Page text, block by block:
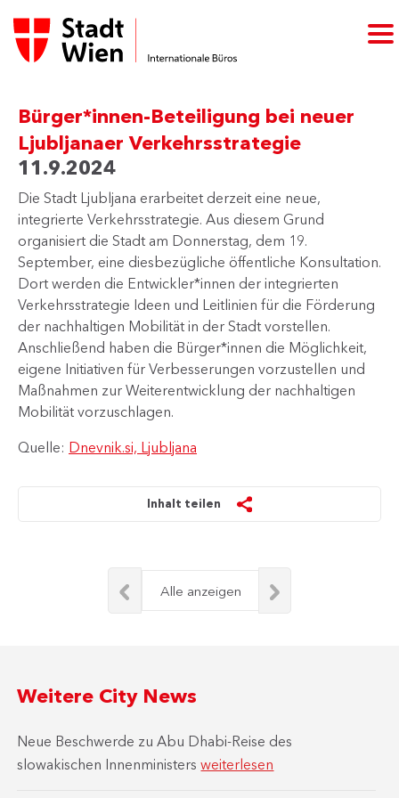
Bürger*innen-Beteiligung bei neuer
Ljubljanaer Verkehrsstrategie
11.9.2024
Die Stadt Ljubljana erarbeitet derzeit eine neue,
integrierte Verkehrsstrategie. Aus diesem Grund
organisiert die Stadt am Donnerstag, dem 19.
September, eine diesbezügliche öffentliche Konsultation.
Dort werden die Entwickler*innen der integrierten
Verkehrsstrategie Ideen und Leitlinien für die Förderung
der nachhaltigen Mobilität in der Stadt vorstellen.
Anschließend haben die Bürger*innen die Möglichkeit,
eigene Initiativen für Verbesserungen vorzustellen und
Maßnahmen zur Weiterentwicklung der nachhaltigen
Mobilität vorzuschlagen.
Quelle: Dnevnik.si, Ljubljana
Inhalt teilen
Alle anzeigen
Weitere City News
Neue Beschwerde zu Abu Dhabi-Reise des
slowakischen Innenministersweiterlesen